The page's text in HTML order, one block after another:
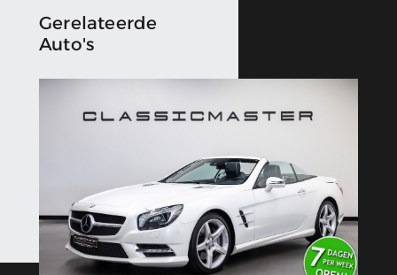
Gerelateerde
Auto's